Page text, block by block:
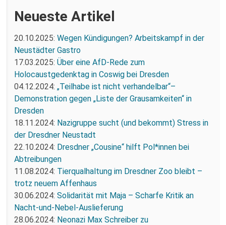
Neueste Artikel
20.10.2025: Wegen Kündigungen? Arbeitskampf in der
Neustädter Gastro
17.03.2025: Über eine AfD-Rede zum
Holocaustgedenktag in Coswig bei Dresden
04.12.2024: „Teilhabe ist nicht verhandelbar“–
Demonstration gegen „Liste der Grausamkeiten“ in
Dresden
18.11.2024: Nazigruppe sucht (und bekommt) Stress in
der Dresdner Neustadt
22.10.2024: Dresdner „Cousine“ hilft Pol*innen bei
Abtreibungen
11.08.2024: Tierqualhaltung im Dresdner Zoo bleibt –
trotz neuem Affenhaus
30.06.2024: Solidarität mit Maja – Scharfe Kritik an
Nacht-und-Nebel-Auslieferung
28.06.2024: Neonazi Max Schreiber zu